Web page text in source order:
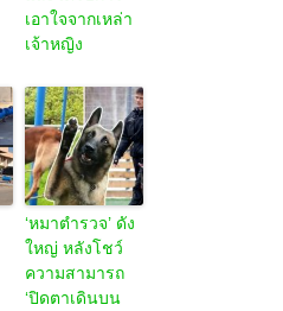
เอาใจจากเหล่า
เจ้าหญิง
‘หมาตำรวจ’ ดัง
ใหญ่ หลังโชว์
ความสามารถ
‘ปิดตาเดินบน